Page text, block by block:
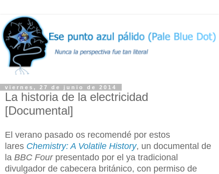
viernes, 27 de junio de 2014
La historia de la electricidad
[Documental]
El verano pasado os recomendé por estos
lares Chemistry: A Volatile History, un documental de
la BBC Fourpresentado por el ya tradicional
divulgador de cabecera británico, con permiso de